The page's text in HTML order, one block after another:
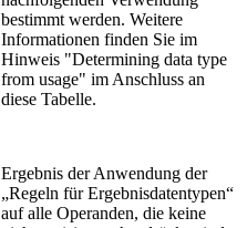
bestimmt werden. Weitere
Informationen finden Sie im
Hinweis "Determining data type
from usage" im Anschluss an
diese Tabelle.
Ergebnis der Anwendung der
Regeln für Ergebnisdatentypen
auf alle Operanden, die keine